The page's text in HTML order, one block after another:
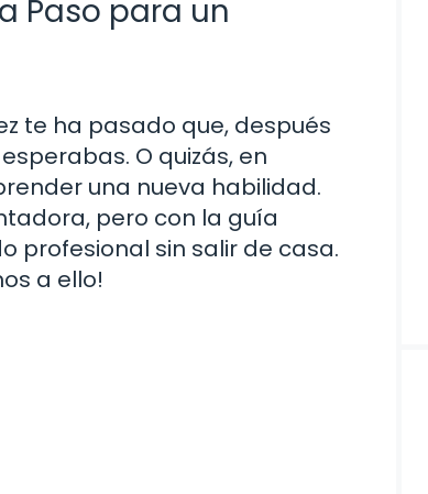
Paso para un
te ha pasado que, después
O quizás, en
una nueva habilidad.
pero con la guía
profesional sin salir de casa.
a ello!